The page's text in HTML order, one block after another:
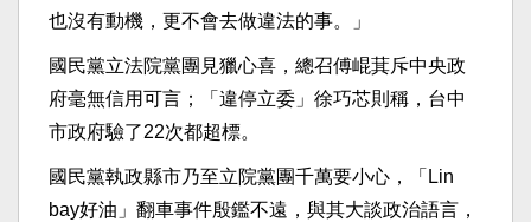
也沒有動機，更不會去做違法的事。」
國民黨立法院黨團見獵心喜，總召傅崐萁斥中央政
府毫無信用可言；「違停立委」徐巧芯則稱，台中
市政府驗了22次都超標。
國民黨執政縣市乃至立院黨團千萬要小心，「Lin
bay好油」翻車事件殷鑑不遠，與其大談政治語言，